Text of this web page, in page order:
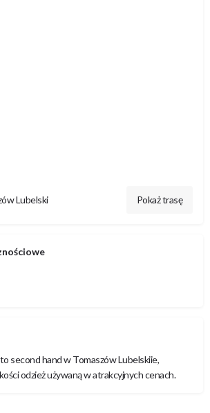
Lubelski Pokaż trasę
second hand w Tomaszów Lubelskiie,
odzież używaną w atrakcyjnych cenach.